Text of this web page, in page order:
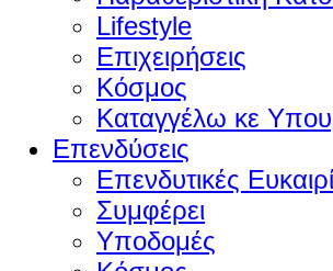
Lifestyle
Επιχειρήσεις
Κόσμος
Καταγγέλω κε
Επενδύσεις
Επενδυτικές
Συμφέρει
Υποδομές